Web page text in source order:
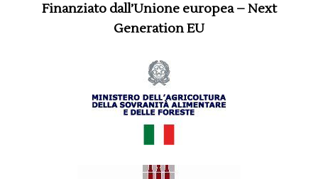
Finanziato dall’Unione europea – Next
Generation EU